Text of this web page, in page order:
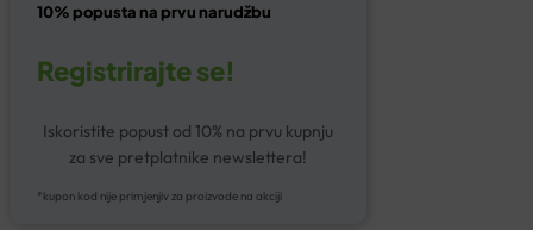
10% popusta na prvu narudžbu
Registrirajte se!
Iskoristite popust od 10% na prvu kupnju
za sve pretplatnike newslettera!
*kupon kod nije primjenjiv za proizvode na akciji